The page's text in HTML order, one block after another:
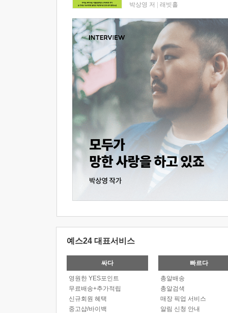
박상영 저 래빗홀
예스24 대표서비스
싸다
영원한 YES포인트
무료배송+추가적립
신규회원 혜택
중고샵/바이백
빠르다
총알배송
총알검색
매장 픽업 서비스
알림 신청 안내